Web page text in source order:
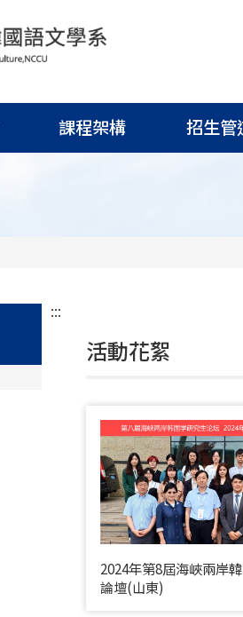
課程架構 招生管
:::
活動花絮
2024年第8屆海峽兩岸
論壇(山東)